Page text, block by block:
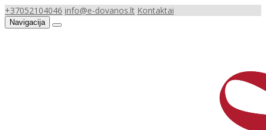
+37052104046 info@e-dovanos.lt Kontaktai
Navigacija